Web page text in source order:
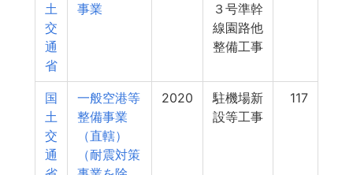
土
交
通
省
事業
３号準幹
線園路他
整備工事
国
土
交
通
一般空港等
整備事業
（直轄）
（耐震対策
2020
駐機場新
設等工事
117